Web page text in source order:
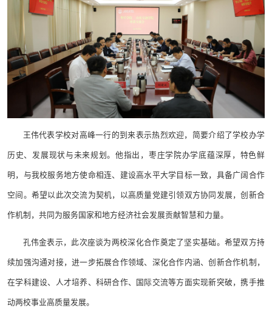
王伟代表学校对高峰一行的到来表示热烈欢迎，简要介绍了学校办学
历史、发展现状与未来规划。他指出，枣庄学院办学底蕴深厚，特色鲜
明，与我校服务地方使命相连、建设高水平大学目标一致，具备广阔合作
空间。希望以此次交流为契机，以高质量党建引领双方协同发展，创新合
作机制，共同为服务国家和地方经济社会发展贡献智慧和力量。
孔伟金表示，此次座谈为两校深化合作奠定了坚实基础。希望双方持
续加强沟通对接，进一步拓展合作领域、深化合作内涵、创新合作机制，
在学科建设、人才培养、科研合作、国际交流等方面实现新突破，携手推
动两校事业高质量发展。